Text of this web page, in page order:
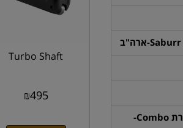
Turbo Shaft
₪495
מכשירי גילוף ופיסול של חברת Combo-